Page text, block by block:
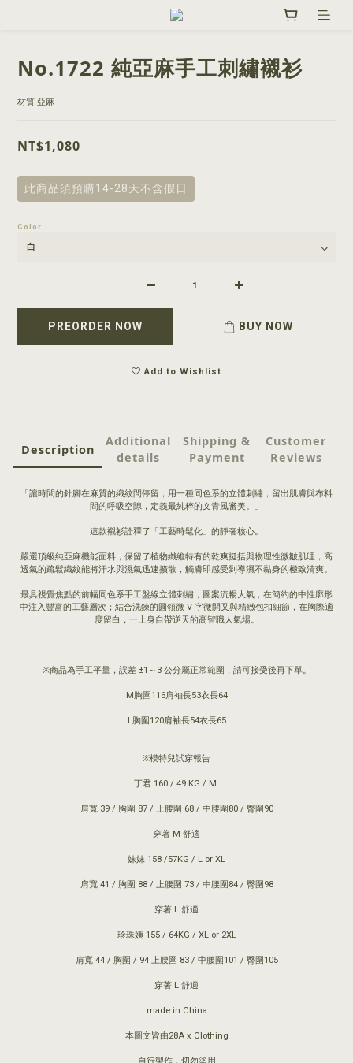
No.1722 純亞麻手工刺繡襯衫
材質 亞麻
NT$1,080
此商品須預購14-28天不含假日
Color
PREORDER NOW BUY NOW
Add to Wishlist
Description
Additional
details
Shipping &
Payment
Customer
Reviews
「讓時間的針腳在麻質的織紋間停留，用一種同色系的立體刺繡，留出肌膚與布料
間的呼吸空隙，定義最純粹的文青風審美。」
這款襯衫詮釋了「工藝時髦化」的靜奢核心。
嚴選頂級純亞麻機能面料，保留了植物纖維特有的乾爽挺括與物理性微皺肌理，高
透氣的疏鬆織紋能將汗水與濕氣迅速擴散，觸膚即感受到導濕不黏身的極致清爽。
最具視覺焦點的前幅同色系手工盤線立體刺繡，圖案流暢大氣，在簡約的中性廓形
中注入豐富的工藝層次；結合洗鍊的圓領微 V 字微開叉與精緻包扣細節，在胸際適
度留白，一上身自帶逆天的高智職人氣場。
※商品為手工平量，誤差 ±1～3 公分屬正常範圍，請可接受後再下單。
M胸圍116肩袖長53衣長64
L胸圍120肩袖長54衣長65
※模特兒試穿報告
丁君 160 / 49 KG / M
肩寬 39 / 胸圍 87 / 上腰圍 68 / 中腰圍80 / 臀圍90
穿著 M 舒適
妹妹 158 /57KG / L or XL
肩寬 41 / 胸圍 88 / 上腰圍 73 / 中腰圍84 / 臀圍98
穿著 L 舒適
珍珠姨 155 / 64KG / XL or 2XL
肩寬 44 / 胸圍 / 94 上腰圍 83 / 中腰圍101 / 臀圍105
穿著 L 舒適
made in China
本圖文皆由28A x Clothing